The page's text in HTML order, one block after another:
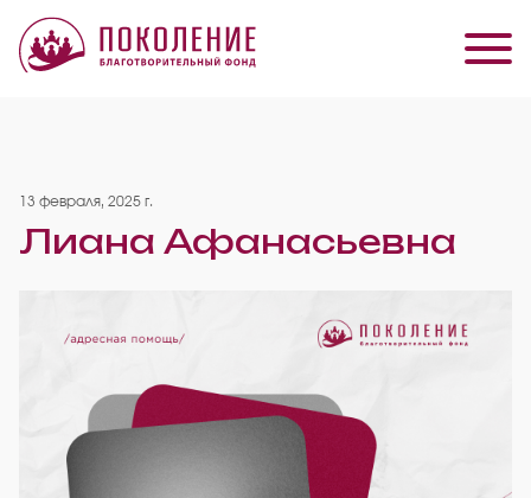
13 февраля, 2025 г.
Лиана Афанасьевна